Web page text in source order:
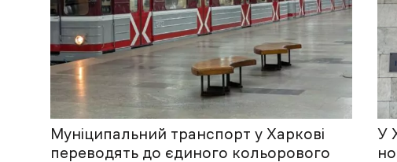
Муніципальний транспорт у Харкові
переводять до єдиного кольорового
У